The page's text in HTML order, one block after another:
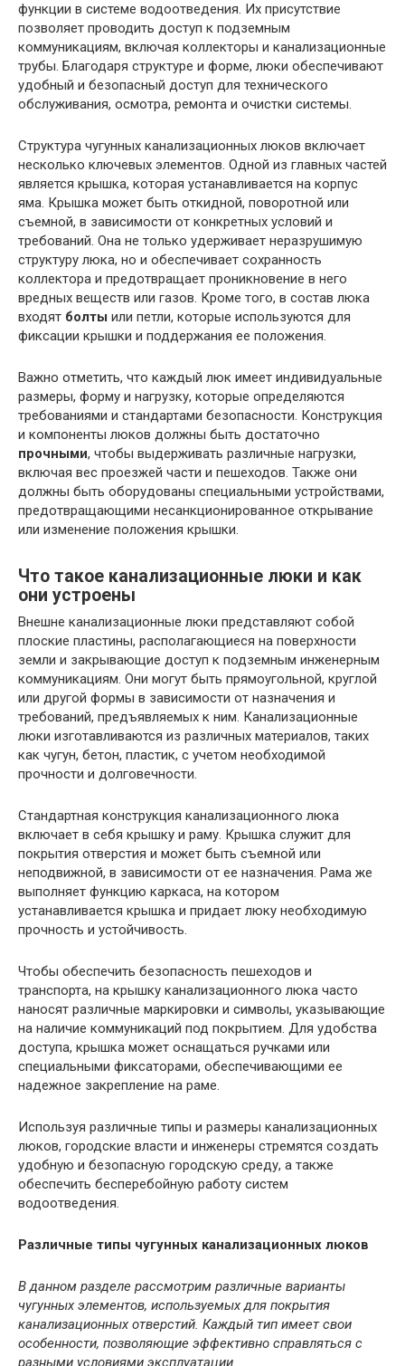
функции в системе водоотведения. Их присутствие
позволяет проводить доступ к подземным
коммуникациям, включая коллекторы и канализационные
трубы. Благодаря структуре и форме, люки обеспечивают
удобный и безопасный доступ для технического
обслуживания, осмотра, ремонта и очистки системы.
Структура чугунных канализационных люков включает
несколько ключевых элементов. Одной из главных частей
является крышка, которая устанавливается на корпус
яма. Крышка может быть откидной, поворотной или
съемной, в зависимости от конкретных условий и
требований. Она не только удерживает неразрушимую
структуру люка, но и обеспечивает сохранность
коллектора и предотвращает проникновение в него
вредных веществ или газов. Кроме того, в состав люка
входят болты или петли, которые используются для
фиксации крышки и поддержания ее положения.
Важно отметить, что каждый люк имеет индивидуальные
размеры, форму и нагрузку, которые определяются
требованиями и стандартами безопасности. Конструкция
и компоненты люков должны быть достаточно
прочными, чтобы выдерживать различные нагрузки,
включая вес проезжей части и пешеходов. Также они
должны быть оборудованы специальными устройствами,
предотвращающими несанкционированное открывание
или изменение положения крышки.
Что такое канализационные люки и как
они устроены
Внешне канализационные люки представляют собой
плоские пластины, располагающиеся на поверхности
земли и закрывающие доступ к подземным инженерным
коммуникациям. Они могут быть прямоугольной, круглой
или другой формы в зависимости от назначения и
требований, предъявляемых к ним. Канализационные
люки изготавливаются из различных материалов, таких
как чугун, бетон, пластик, с учетом необходимой
прочности и долговечности.
Стандартная конструкция канализационного люка
включает в себя крышку и раму. Крышка служит для
покрытия отверстия и может быть съемной или
неподвижной, в зависимости от ее назначения. Рама же
выполняет функцию каркаса, на котором
устанавливается крышка и придает люку необходимую
прочность и устойчивость.
Чтобы обеспечить безопасность пешеходов и
транспорта, на крышку канализационного люка часто
наносят различные маркировки и символы, указывающие
на наличие коммуникаций под покрытием. Для удобства
доступа, крышка может оснащаться ручками или
специальными фиксаторами, обеспечивающими ее
надежное закрепление на раме.
Используя различные типы и размеры канализационных
люков, городские власти и инженеры стремятся создать
удобную и безопасную городскую среду, а также
обеспечить бесперебойную работу систем
водоотведения.
Различные типы чугунных канализационных люков
В данном разделе рассмотрим различные варианты
чугунных элементов, используемых для покрытия
канализационных отверстий. Каждый тип имеет свои
особенности, позволяющие эффективно справляться с
разными условиями эксплуатации.